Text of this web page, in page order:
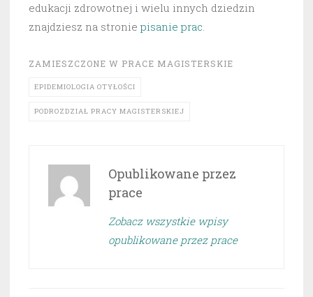
edukacji zdrowotnej i wielu innych dziedzin
znajdziesz na stronie pisanie prac.
ZAMIESZCZONE W PRACE MAGISTERSKIE
EPIDEMIOLOGIA OTYŁOŚCI
PODROZDZIAŁ PRACY MAGISTERSKIEJ
Opublikowane przez
prace
Zobacz wszystkie wpisy
opublikowane przez prace